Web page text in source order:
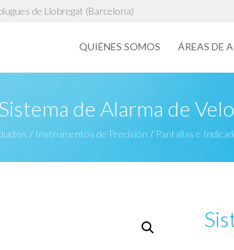
de Llobregat (Barcelona)
QUIÉNES SOMOS ÁREAS DE
Sistema de Alarma de
/ Instrumentos de Precisión / Pantallas e